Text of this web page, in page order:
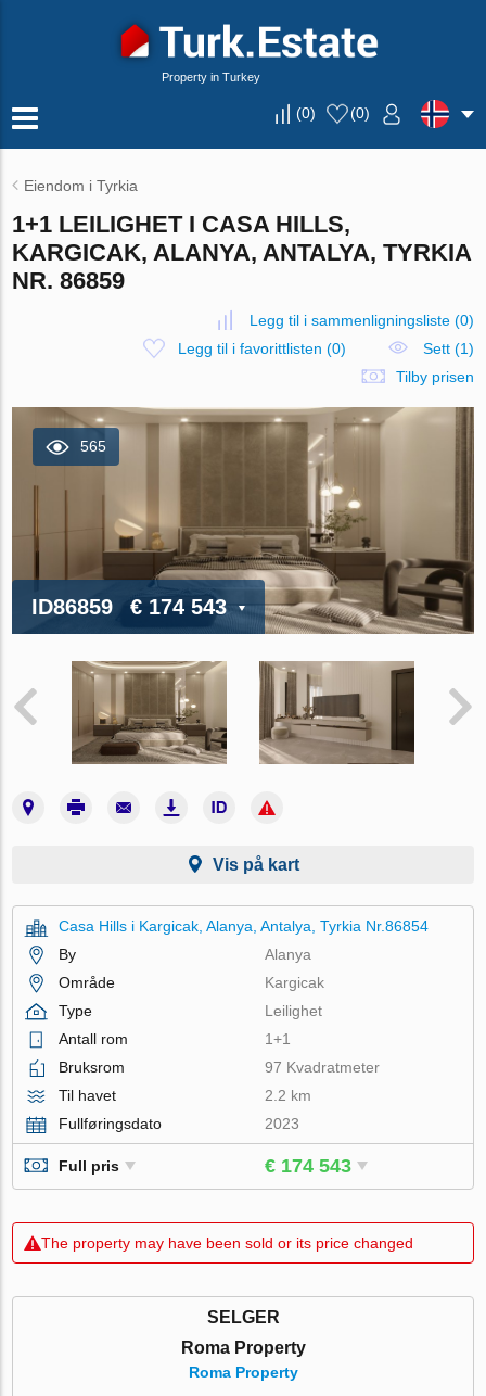
Property in Turkey
(0) (0)
Eiendom i Tyrkia
1+1 LEILIGHET I CASA HILLS,
KARGICAK, ALANYA, ANTALYA, TYRKIA
NR. 86859
Legg til i sammenligningsliste(0)
Legg til i favorittlisten (0)
Sett (1)
Tilby prisen
565
ID86859 € 174 543
Vis på kart
Casa Hills i Kargicak, Alanya, Antalya, Tyrkia Nr.86854
By
Alanya
Område
Kargicak
Type
Leilighet
Antall rom
1+1
Bruksrom
97 Kvadratmeter
Til havet
2.2 km
Fullføringsdato
2023
Full pris € 174 543
The property may have been sold or its price changed
SELGER
Roma Property
Roma Property